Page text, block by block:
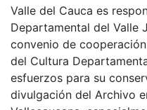
Valle del Cauca es
Departamental del Valle
convenio de
del Cultura
esfuerzos para su
divulgación del Archivo